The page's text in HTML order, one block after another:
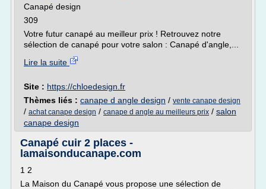
Canapé design
309
Votre futur canapé au meilleur prix ! Retrouvez notre
sélection de canapé pour votre salon : Canapé d'angle,...
Lire la suite
Site : https://chloedesign.fr
Thèmes liés : canape d angle design / vente canape design
/ achat canape design / canape d angle au meilleurs prix / salon
canape design
Canapé cuir 2 places -
lamaisonducanape.com
1 2
La Maison du Canapé vous propose une sélection de